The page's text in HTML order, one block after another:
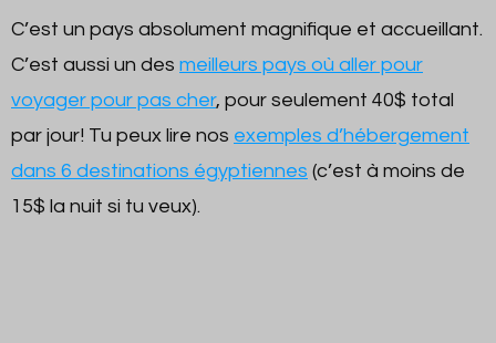
C’est un pays absolument magnifique et accueillant.
C’est aussi un des meilleurs pays où aller pour
voyager pour pas cher, pour seulement 40$ total
par jour! Tu peux lire nos exemples d’hébergement
dans 6 destinations égyptiennes (c’est à moins de
15$ la nuit si tu veux).